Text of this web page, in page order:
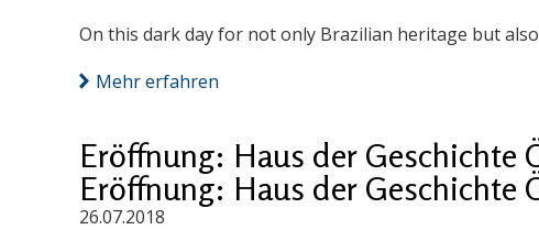
On this dark day for not only Brazilian heritage but
Mehr erfahren
Eröffnung: Haus der Geschichte
Eröffnung: Haus der Geschichte
26.07.2018